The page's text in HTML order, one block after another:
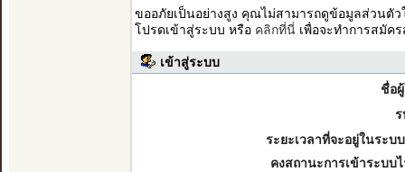
ขออภัยเป็นอย่างสูง คุณไม่สามารถดูข้อมูลส่วนตั
โปรดเข้าสู่ระบบ หรือ คลิกที่นี่เพื่อจะทำการสมัค
เข้าสู่ระบบ
ชื่อ
ระยะเวลาที่จะอยู่ในระบ
คงสถานะการเข้าระบบ